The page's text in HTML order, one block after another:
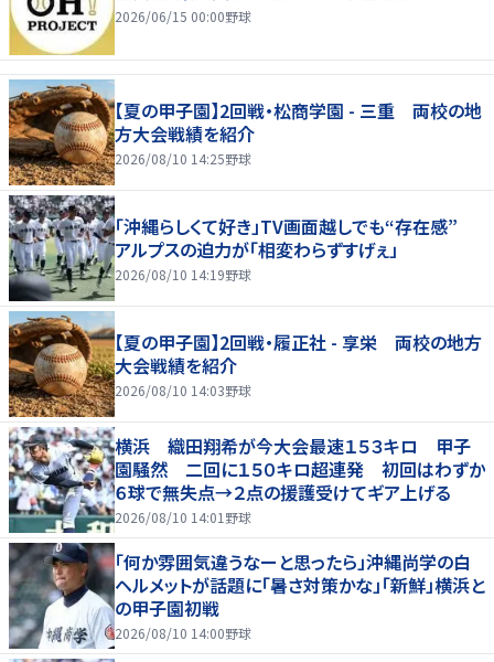
2026/06/15 00:00野球
【夏の甲子園】2回戦・松商学園 - 三重 両校の地
方大会戦績を紹介
2026/08/10 14:25野球
「沖縄らしくて好き」TV画面越しでも“存在感”
アルプスの迫力が「相変わらずすげぇ」
2026/08/10 14:19野球
【夏の甲子園】2回戦・履正社 - 享栄 両校の地方
大会戦績を紹介
2026/08/10 14:03野球
横浜 織田翔希が今大会最速１５３キロ 甲子
園騒然 二回に１５０キロ超連発 初回はわずか
６球で無失点→２点の援護受けてギア上げる
2026/08/10 14:01 野球
「何か雰囲気違うなーと思ったら」沖縄尚学の白
ヘルメットが話題に「暑さ対策かな」「新鮮」横浜と
の甲子園初戦
2026/08/10 14:00野球